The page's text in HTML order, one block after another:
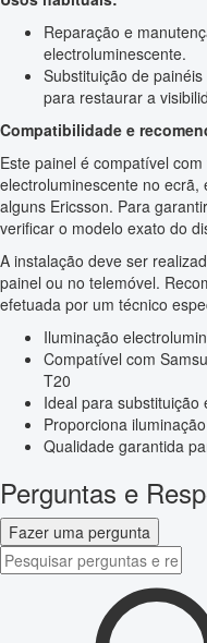
Reparação e
electroluminescente.
Substituição de
para restaurar a
Compatibilidade e
Este painel é compatível
electroluminescente no
alguns Ericsson. Para
verificar o modelo exato do
A instalação deve ser
painel ou no telemóvel.
efetuada por um técnico
Iluminação
Compatível com
T20
Ideal para
Proporciona
Qualidade garantida
Perguntas e
Fazer uma pergunta